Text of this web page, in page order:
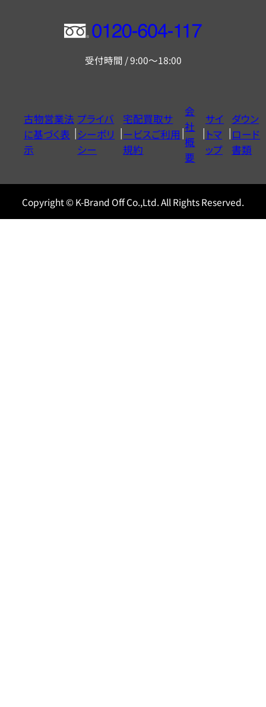
フ
ー
ヤ
ル
0120604117
受付時間 / 9:00～18:00
古物営業法
に基づく表
示
プライバ
シーポリ
シー
宅配買取サ
ービスご利用
規約
会
社
概
要
サイ
トマ
ップ
ダウン
ロード
書類
Copyright © K-Brand Off Co.,Ltd. All Rights Reserved.